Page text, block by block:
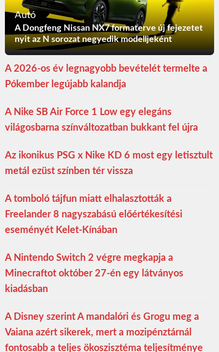
Autó
A Dongfeng Nissan NX7 formaterve új fejezetet
nyit az N sorozat negyedik modelljeként
A 2026-os év legnagyobb bevételét termelte a
Pókember legújabb kalandja
A Nike SB Air Force 1 Low egy elegáns
világosbarna színváltozatban bukkant fel újra
Az ikonikus PSG x Nike KD 6 most egy letisztult
metál ezüst színben tér vissza
A tomboló tájfun miatt elhalasztották a
Freelander 8 nagyszabású előértékesítési
eseményét Kelet-Kínában
A Nintendo Switch 2 végre megkapja a
Minecraftot október 27-én egy látványos
kiadásban
A Disney szerint A mandalóri és Grogu meg a
Vaiana azért sikerek, mert a mozipénztárnál
fontosabb a teljes ökoszisztéma teljesítménye